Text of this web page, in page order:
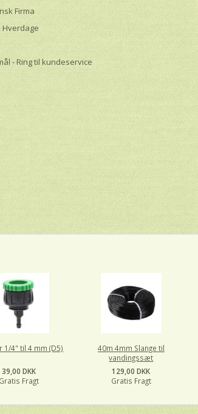
Firma
Hverdage
- Ring til kundeservice
1/4" til 4 mm (D5)
39,00 DKK
Gratis Fragt
40m 4mm Slange til
vandingssæt
129,00 DKK
Gratis Fragt